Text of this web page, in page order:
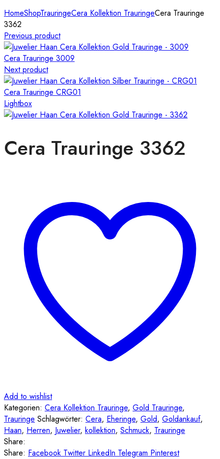
HomeShopTrauringeCera Kollektion TrauringeCera Trauringe
3362
Previous product
Cera Trauringe 3009
Next product
Cera Trauringe CRG01
Lightbox
Cera Trauringe 3362
Add to wishlist
Kategorien: Cera Kollektion Trauringe, Gold Trauringe,
Trauringe Schlagwörter: Cera, Eheringe, Gold, Goldankauf,
Haan, Herren, Juwelier, kollektion, Schmuck, Trauringe
Share:
Share: Facebook Twitter LinkedIn Telegram Pinterest